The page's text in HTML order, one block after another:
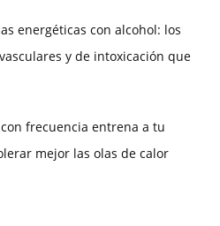
energéticas con alcohol: los
y de intoxicación que
frecuencia entrena a tu
mejor las olas de calor